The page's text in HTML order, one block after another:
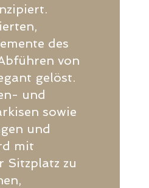
des
von
gelöst.
und
sowie
und
mit
Sitzplatz zu